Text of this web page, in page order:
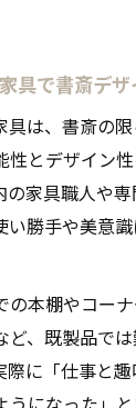
具で書斎デ
具は、書斎の
性とデザイン
の家具職人や
い勝手や美意
の本棚やコー
ど、既製品で
際に「仕事と